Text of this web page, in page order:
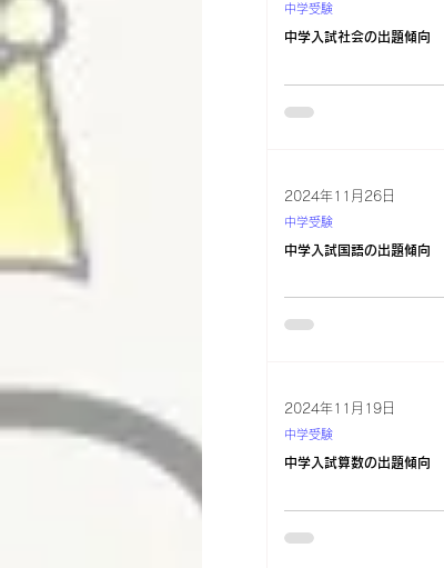
中学入試社会の出題傾向
中学受験
中学入試国語の出題傾向
中学受験
2024年11月26日
中学入試算数の出題傾向
中学受験
2024年11月19日